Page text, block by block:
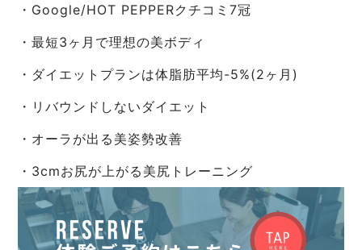
・Google/HOT PEPPERクチコミ7冠
・最短3ヶ月で理想の美ボディ
・ダイエットプランは体脂肪平均-5%(2ヶ月)
・リバウンドしないダイエット
・オーラが出る美姿勢改善
・3cmお尻が上がる美尻トレーニング